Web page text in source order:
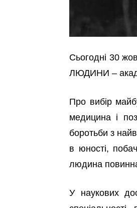
Сьогодні 30
ЛЮДИНИ –
Про вибір
медицина і
боротьби з
в юності,
людина
У наукових